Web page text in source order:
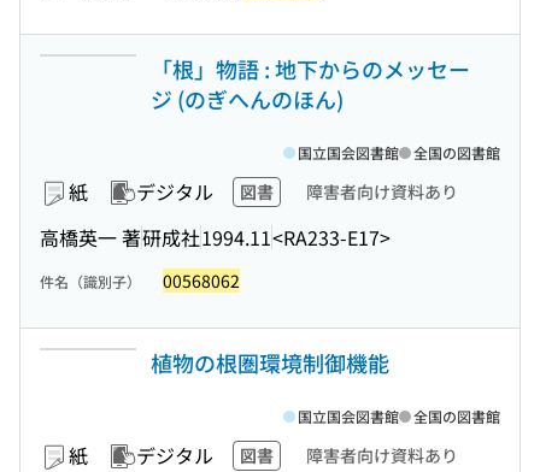
「根」物語 : 地下からのメッセー
ジ (のぎへんのほん)
紙 デジタル 図書 障害者向け資料あり
高橋英一 著研成社1994.11<RA233-E17>
国立国会図書館 全国の図書館
件名（識別子） 00568062
植物の根圏環境制御機能
紙 デジタル 図書 障害者向け資料あり
国立国会図書館 全国の図書館